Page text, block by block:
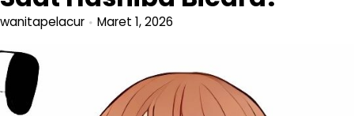
wanitapelacur Maret 1, 2026